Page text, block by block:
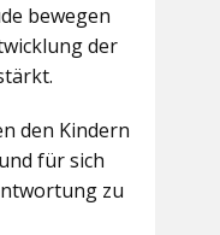
bewegen
der
den Kindern
für sich
zu